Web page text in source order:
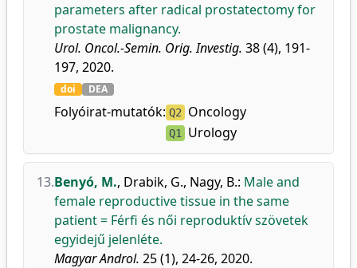
parameters after radical prostatectomy for
prostate malignancy.
Urol. Oncol.-Semin. Orig. Investig. 38 (4), 191-
197, 2020.
doi DEA
Folyóirat-mutatók: Q2 Oncology
Q1 Urology
13.Benyó, M., Drabik, G., Nagy, B.: Male and
female reproductive tissue in the same
patient = Férfi és női reproduktív szövetek
egyidejű jelenléte.
Magyar Androl. 25 (1), 24-26, 2020.